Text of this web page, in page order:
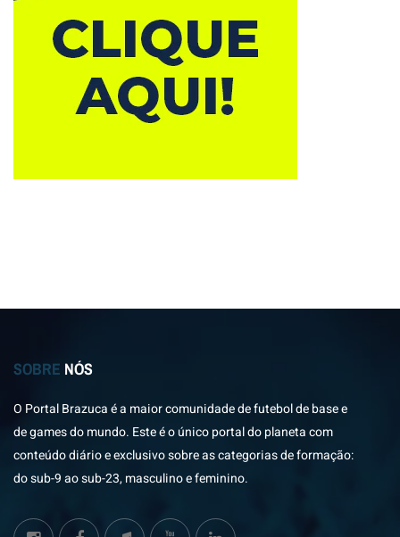
SOBRE NÓS
O Portal Brazuca é a maior comunidade de futebol de base e
de games do mundo. Este é o único portal do planeta com
conteúdo diário e exclusivo sobre as categorias de formação:
do sub-9 ao sub-23, masculino e feminino.